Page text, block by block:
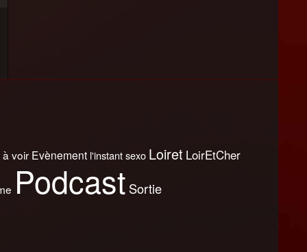
voir Evènement l'instant sexo Loiret LoirEtCher
Podcast Sortie